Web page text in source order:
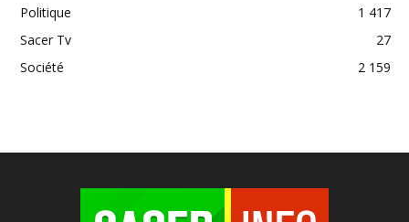
Politique
1 417
Sacer Tv
27
Société
2 159